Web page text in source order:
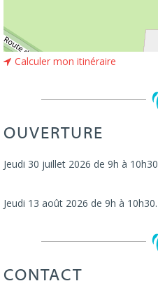
Calculer mon itinéraire
OUVERTURE
Jeudi 30 juillet 2026 de 9h à
Jeudi 13 août 2026 de 9h à 10h30.
CONTACT